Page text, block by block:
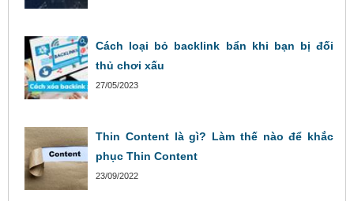
Cách loại bỏ backlink bẩn khi bạn bị đối
thủ chơi xấu
27/05/2023
Thin Content là gì? Làm thế nào để khắc
phục Thin Content
23/09/2022